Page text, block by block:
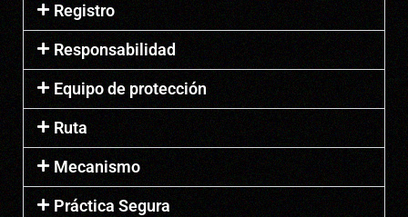
Registro
Responsabilidad
Equipo de protección
Ruta
Mecanismo
Práctica Segura